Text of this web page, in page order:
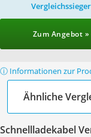
Vergleichssieger
Zum Angebot »
ⓘ Informationen zur
Ähnliche
Schnellladekabel